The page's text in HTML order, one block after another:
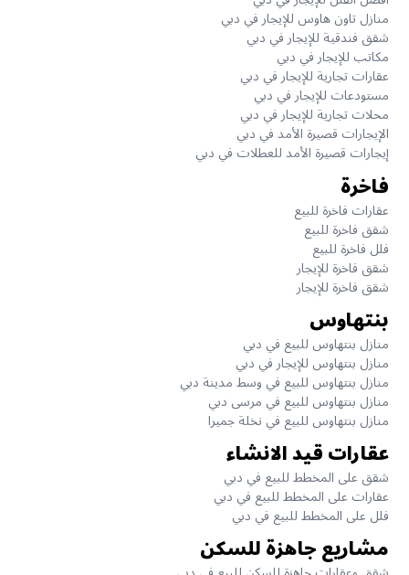
منازل تاون هاوس للإيجار في دبي
شقق فندقية للإيجار في دبي
مكاتب للإيجار في دبي
عقارات تجارية للإيجار في دبي
مستودعات للإيجار في دبي
محلات تجارية للإيجار في دبي
الإيجارات قصيرة الأمد في دبي
إيجارات قصيرة الأمد للعطلات في دبي
فاخرة
عقارات فاخرة للبيع
شقق فاخرة للبيع
فلل فاخرة للبيع
شقق فاخرة للإيجار
شقق فاخرة للإيجار
بنتهاوس
منازل بنتهاوس للبيع في دبي
منازل بنتهاوس للإيجار في دبي
منازل بنتهاوس للبيع في وسط مدينة دبي
منازل بنتهاوس للبيع في مرسى دبي
منازل بنتهاوس للبيع في نخلة جميرا
عقارات قيد الانشاء
شقق على المخطط للبيع في دبي
عقارات على المخطط للبيع في دبي
فلل على المخطط للبيع في دبي
مشاريع جاهزة للسكن